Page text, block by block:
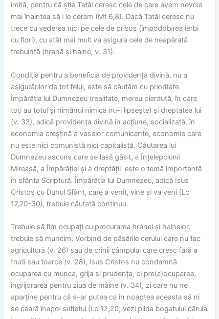
imită, pentru că știe Tatăl ceresc cele de care avem nevoie
mai înaintea să i le cerem (Mt 6,8). Dacă Tatăl ceresc nu
trece cu vederea nici pe cele de prisos (împodobirea ierbi
cu flori), cu atât mai mult va asigura cele de neapărată
trebuință (hrană și haine; v. 31).
Condiția pentru a beneficia de providența divină, nu a
asigurărilor de tot felul, este să căutăm cu prioritate
Împărăția lui Dumnezeu (realitate, mereu pierdută, în care
toți au totul și nimănui nimica nu-i lipsește) și dreptatea lui
(v. 33), adică providența divină în acțiune, socializată, în
economia creștină a vaselor comunicante, economie care
nu este nici comunistă nici capitalistă. Căutarea lui
Dumnezeu ascuns care se lasă găsit, a Înțelepciunii
Mireasă, a Împărăției și a dreptății este o temă importantă
în sfânta Scriptură. Împărăția lui Dumnezeu, adică Isus
Cristos cu Duhul Sfânt, care a venit, vine și va veni (Lc
17,20-30), trebuie căutată continuu.
Trebuie să fim ocupați cu procurarea hranei și hainelor,
trebuie să muncim. Vorbind de păsările cerului care nu fac
agricultură (v. 26) sau de crinii câmpului care cresc fără a
trudi sau toarce (v. 28), Isus Cristos nu condamnă
ocuparea cu munca, grija și prudența, ci pre(a)ocuparea,
îngrijorarea pentru ziua de mâine (v. 34), zi care nu ne
aparține pentru că s-ar putea ca în noaptea aceasta să ni
se ceară înapoi sufletul (Lc 12,20; vezi pilda bogatului căruia